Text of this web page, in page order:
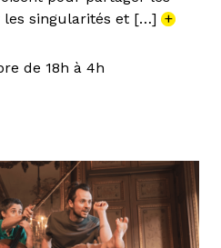
singularités et […] +
de 18h à 4h